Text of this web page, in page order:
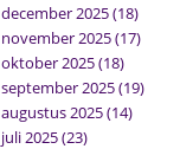
december 2025(18)
november 2025(17)
oktober 2025(18)
september 2025(19)
augustus 2025(14)
juli 2025(23)